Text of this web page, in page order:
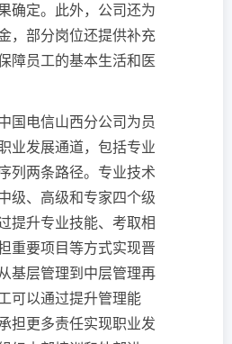
确定。此外，公司还为
，部分岗位还提供补充
障员工的基本生活和医
国电信山西分公司为员
业发展通道，包括专业
列两条路径。专业技术
级、高级和专家四个级
提升专业技能、考取相
重要项目等方式实现晋
基层管理到中层管理再
可以通过提升管理能
担更多责任实现职业发